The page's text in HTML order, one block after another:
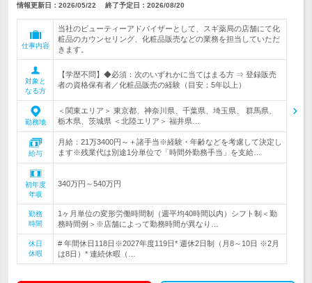
情報更新日：2026/05/22 終了予定日： 2026/08/20
仕事内容
当社のビューティーアドバイザーとして、スギ薬局の店舗にて化
粧品のカウンセリング、化粧品販売などの業務を担当していただ
きます。
対象と
なる方
【学歴不問】◆必須：次のいずれかに当てはまる方 ⇒ 登録販売
者の資格保有者／化粧品販売の経験（目安：5年以上）
勤務地
＜関東エリア＞ 東京都、神奈川県、千葉県、埼玉県、 群馬県、
栃木県、茨城県 ＜北陸エリア＞ 福井県…
給与
月給：21万3400円～＋諸手当※経験・年齢などを考慮して決定し
ます※残業代は別途1分単位で「時間外勤務手当」を支給…
初年度
年収
340万円～540万円
勤務
時間
1ヶ月単位の変形労働時間制（週平均40時間以内）シフト制＜勤
務時間例＞※店舗によって勤務時間が異なり…
休日
休暇
# 年間休日118日※2027年度119日* 週休2日制（月8～10日 ※2月
は8日）* 連続休暇（…